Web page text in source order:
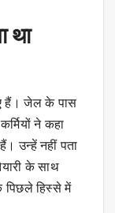
था
हैं। जेल के पास
ने कहा
उन्हें नहीं पता
के साथ
हिस्से में